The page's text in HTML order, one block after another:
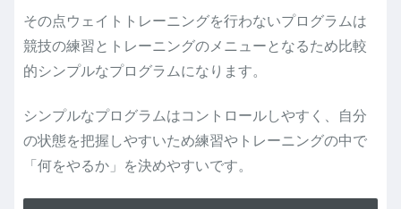
その点ウェイトトレーニングを行わないプログラムは
競技の練習とトレーニングのメニューとなるため比較
的シンプルなプログラムになります。
シンプルなプログラムはコントロールしやすく、自分
の状態を把握しやすいため練習やトレーニングの中で
「何をやるか」を決めやすいです。